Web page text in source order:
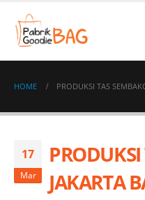
HOME PRODUKSI TAS
17
Mar
JAKARTA